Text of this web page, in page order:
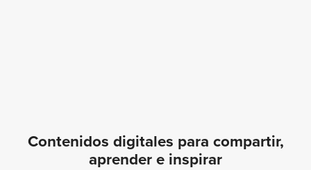
Contenidos digitales para compartir,
aprender e inspirar